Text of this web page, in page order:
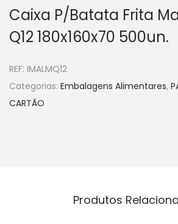
Caixa P/Batata Frita
Q12 180x160x70 500un.
REF: IMALMQ12
Categorias: Embalagens Alimentares,
CARTÃO
Produtos